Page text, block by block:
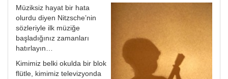
Müziksiz hayat bir hata
olurdu diyen Nitzsche’nin
sözleriyle ilk müziğe
başladığınız zamanları
hatırlayın…
Kimimiz belki okulda bir blok
flütle, kimimiz televizyonda